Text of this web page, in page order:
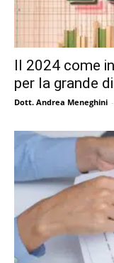
Il 2024 come
per la grande
Dott. Andrea Meneghini -